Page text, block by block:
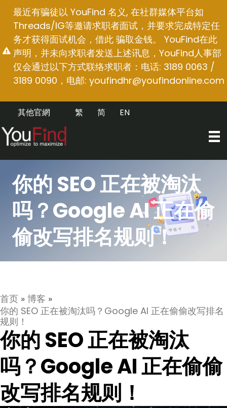
最近有骗徒以 YouFind 名义, 在社群媒体平台如
Threads/IG等邀请求职者面试，并要求完成特定任
务才获得面试机会，借此 骗取金钱。 YouFind在此
声明，并未向求职者发送上述讯息，YouFind人事部
仅会通过以下方式联络求职者：电话: 3189 0063 /
3189 0090，电邮: youfindhr@youfindonline.com
其他官網 EN
简
繁
你的 SEO 正在被淘汰
吗？Google AI 正在偷
偷改写排名规则！
首页 » 博客 »
你的 SEO 正在被淘汰吗？Google AI 正在偷偷改写排名
规则！
你的 SEO 正在被淘汰
吗？Google AI 正在偷偷
改写排名规则！